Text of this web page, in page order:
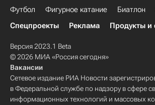
Футбол Фигурное катание Биатлон
Спецпроекты
Реклама Продукты и
Версия 2023.1 Beta
© 2026 МИА «Россия сегодня»
Вакансии
Сетевое издание РИА Новости
в Федеральной службе по надзору в сфере
информационных технологий и массовых